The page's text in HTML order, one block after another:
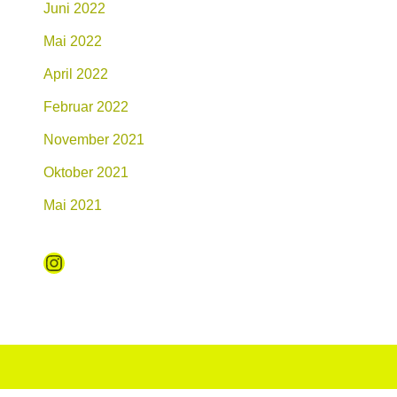
Juni 2022
Mai 2022
April 2022
Februar 2022
November 2021
Oktober 2021
Mai 2021